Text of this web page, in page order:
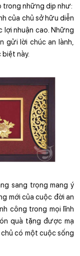
trong những dịp như:
của chủ sở hữu diễn
lợi nhuận cao. Những
gửi lời chúc an lành,
này.
sang trọng mang ý
mới của cuộc đời an
công trong mọi lĩnh
quà tặng được mạ
có một cuộc sống